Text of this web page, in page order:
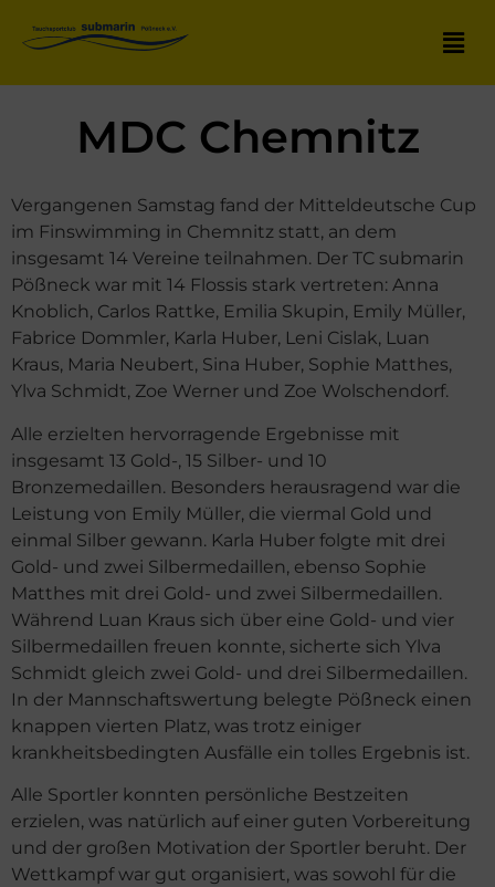
MDC Chemnitz
Vergangenen Samstag fand der Mitteldeutsche Cup
im Finswimming in Chemnitz statt, an dem
insgesamt 14 Vereine teilnahmen. Der TC submarin
Pößneck war mit 14 Flossis stark vertreten: Anna
Knoblich, Carlos Rattke, Emilia Skupin, Emily Müller,
Fabrice Dommler, Karla Huber, Leni Cislak, Luan
Kraus, Maria Neubert, Sina Huber, Sophie Matthes,
Ylva Schmidt, Zoe Werner und Zoe Wolschendorf.
Alle erzielten hervorragende Ergebnisse mit
insgesamt 13 Gold-, 15 Silber- und 10
Bronzemedaillen. Besonders herausragend war die
Leistung von Emily Müller, die viermal Gold und
einmal Silber gewann. Karla Huber folgte mit drei
Gold- und zwei Silbermedaillen, ebenso Sophie
Matthes mit drei Gold- und zwei Silbermedaillen.
Während Luan Kraus sich über eine Gold- und vier
Silbermedaillen freuen konnte, sicherte sich Ylva
Schmidt gleich zwei Gold- und drei Silbermedaillen.
In der Mannschaftswertung belegte Pößneck einen
knappen vierten Platz, was trotz einiger
krankheitsbedingten Ausfälle ein tolles Ergebnis ist.
Alle Sportler konnten persönliche Bestzeiten
erzielen, was natürlich auf einer guten Vorbereitung
und der großen Motivation der Sportler beruht. Der
Wettkampf war gut organisiert, was sowohl für die